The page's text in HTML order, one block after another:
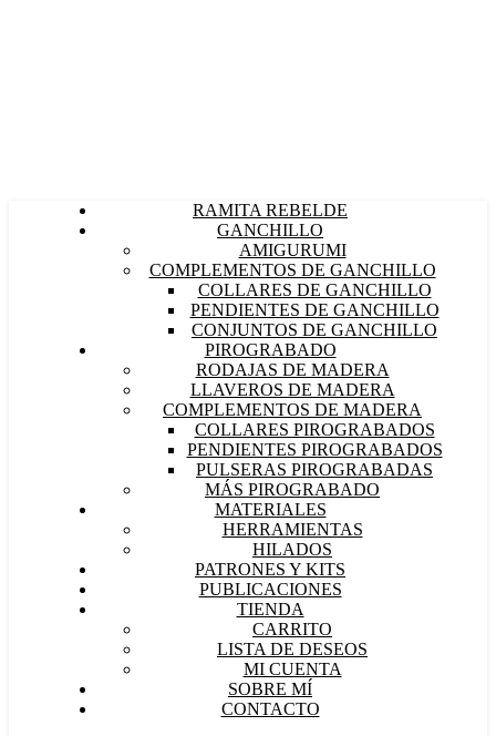
RAMITA REBELDE
GANCHILLO
AMIGURUMI
COMPLEMENTOS DE GANCHILLO
COLLARES DE GANCHILLO
PENDIENTES DE GANCHILLO
CONJUNTOS DE GANCHILLO
PIROGRABADO
RODAJAS DE MADERA
LLAVEROS DE MADERA
COMPLEMENTOS DE MADERA
COLLARES PIROGRABADOS
PENDIENTES PIROGRABADOS
PULSERAS PIROGRABADAS
MÁS PIROGRABADO
MATERIALES
HERRAMIENTAS
HILADOS
PATRONES Y KITS
PUBLICACIONES
TIENDA
CARRITO
LISTA DE DESEOS
MI CUENTA
SOBRE MÍ
CONTACTO